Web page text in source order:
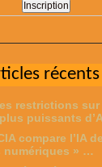
récents
restrictions
puissants
compare l’IA
numériques » …